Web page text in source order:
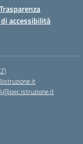
accessibilità